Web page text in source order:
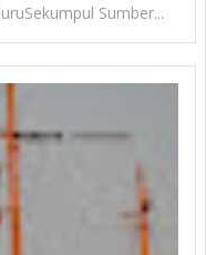
Sumber...